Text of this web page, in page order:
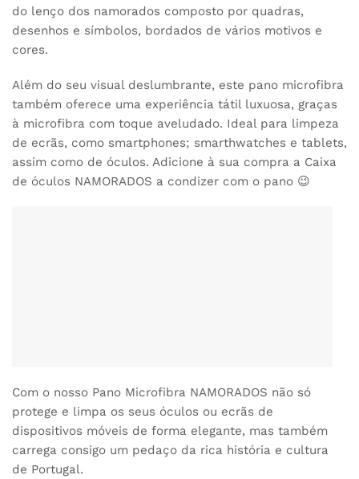
do lenço dos namorados composto por quadras,
desenhos e símbolos, bordados de vários motivos e
cores.
Além do seu visual deslumbrante, este pano microfibra
também oferece uma experiência tátil luxuosa, graças
à microfibra com toque aveludado. Ideal para limpeza
de ecrãs, como smartphones; smarthwatches e tablets,
assim como de óculos. Adicione à sua compra a Caixa
de óculos NAMORADOS a condizer com o pano 😉
Com o nosso Pano Microfibra NAMORADOS não só
protege e limpa os seus óculos ou ecrãs de
dispositivos móveis de forma elegante, mas também
carrega consigo um pedaço da rica história e cultura
de Portugal.